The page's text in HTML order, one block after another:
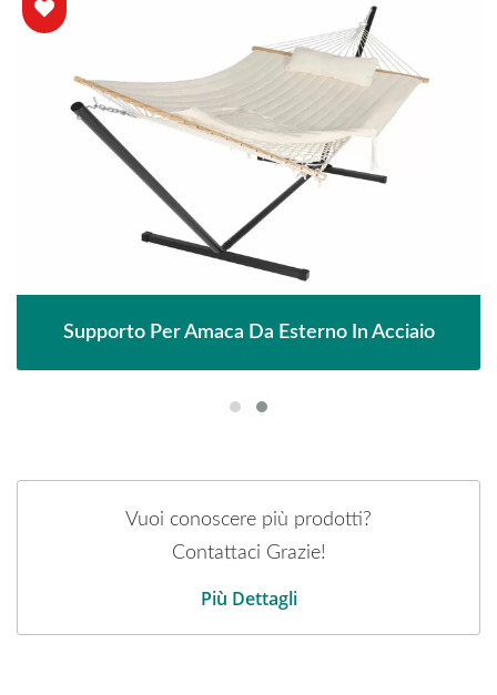
Supporto Per Amaca Da Esterno In Acciaio
Vuoi conoscere più prodotti?
Contattaci Grazie!
Più Dettagli